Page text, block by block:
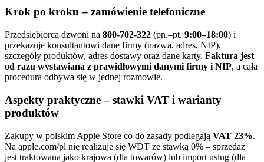
Krok po kroku – zamówienie telefoniczne
Przedsiębiorca dzwoni na 800-702-322 (pn.–pt. 9:00–18:00) i
przekazuje konsultantowi dane firmy (nazwa, adres, NIP),
szczegóły produktów, adres dostawy oraz dane karty. Faktura jest
od razu wystawiana z prawidłowymi danymi firmy i NIP, a cała
procedura odbywa się w jednej rozmowie.
Aspekty praktyczne – stawki VAT i warianty
produktów
Zakupy w polskim Apple Store co do zasady podlegają VAT 23%.
Na apple.com/pl nie realizuje się WDT ze stawką 0% – sprzedaż
jest traktowana jako krajowa (dla towarów) lub import usług (dla